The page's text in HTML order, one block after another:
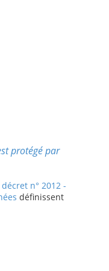
protégé par
décret n° 2012 -
définissent